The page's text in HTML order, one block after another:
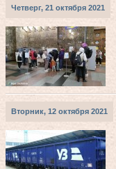
Четверг, 21 октября 2021
Вторник, 12 октября 2021